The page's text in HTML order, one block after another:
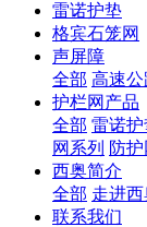
雷诺护垫
格宾石笼网
声屏障
全部 高速
护栏网产品
全部 雷诺护
网系列 防护
西奥简介
全部 走进西
联系我们